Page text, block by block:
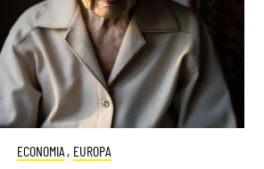
ECONOMIA , EUROPA